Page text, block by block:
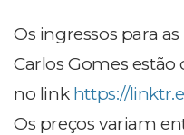
Os ingressos para
Carlos Gomes
no link https://
Os preços variam